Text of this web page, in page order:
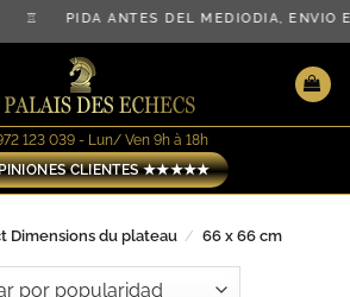
♖ PIDA ANTES DEL MEDIODÍA,
123 039 - Lun/ Ven 9h à 18h
CLIENTES ★★★★★
Dimensions du plateau / 66 x 66 cm